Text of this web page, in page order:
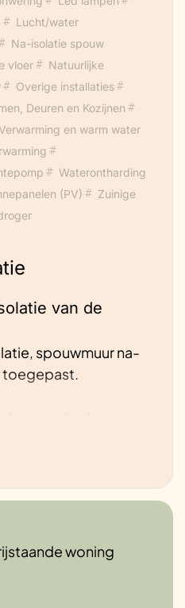
Lucht/water
Na-isolatie spouw
vloer
Natuurlijke
Overige installaties
Deuren en Kozijnen
en warm water
Waterontharding
(PV)
Zuinige
van de
spouwmuur na-
toegepast.
meer, we hebben
stroom van
geregeld?
de ramen.
woning